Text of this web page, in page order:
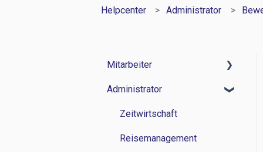
Helpcenter Administrator
Mitarbeiter
Zeitwirtschaft
Reisemanagement
Personalverwaltung
Administrator
Zeitwirtschaft
Reisemanagement